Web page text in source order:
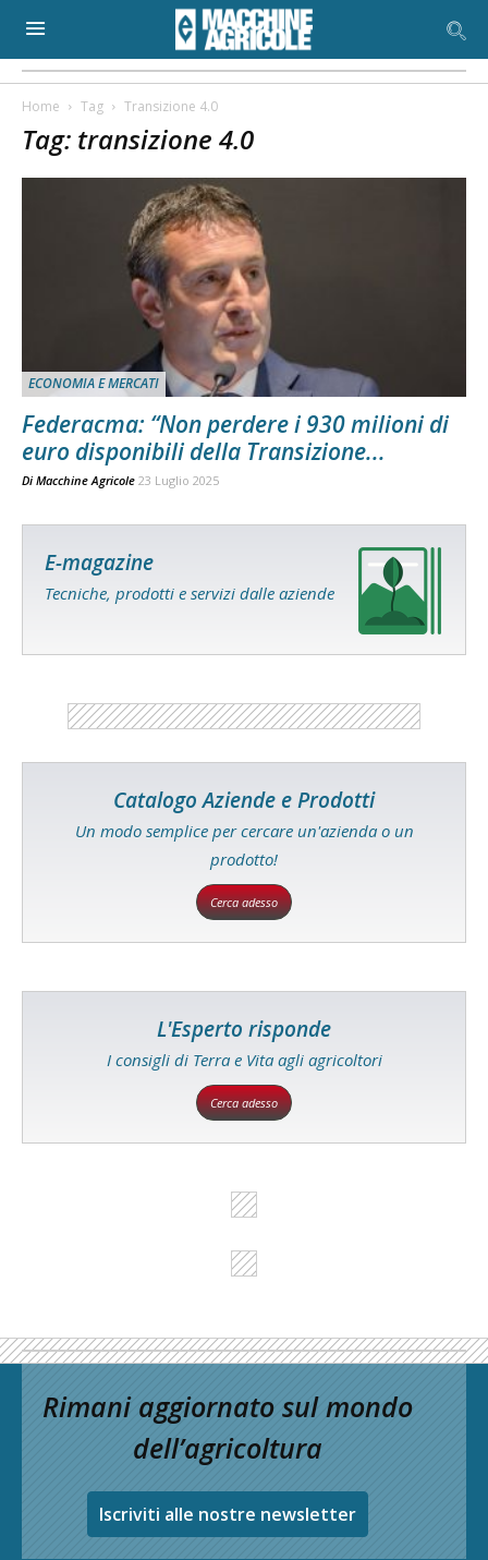
Home Tag Transizione 4.0
Tag: transizione 4.0
ECONOMIA E MERCATI
Federacma: “Non perdere i 930 milioni di
euro disponibili della Transizione...
Di Macchine Agricole 23 Luglio 2025
E-magazine
Tecniche, prodotti e servizi dalle aziende
Catalogo Aziende e Prodotti
Un modo semplice per cercare un'azienda o un
prodotto!
Cerca adesso
L'Esperto risponde
I consigli di Terra e Vita agli agricoltori
Cerca adesso
Rimani aggiornato sul mondo
dell’agricoltura
Iscriviti alle nostre newsletter